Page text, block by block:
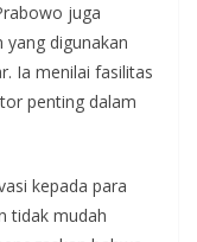
juga
digunakan
Ia menilai fasilitas
penting dalam
kepada para
tidak mudah